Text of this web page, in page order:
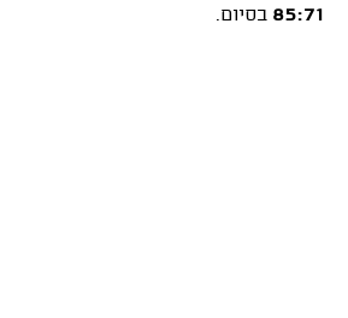
85:71 בסיום.